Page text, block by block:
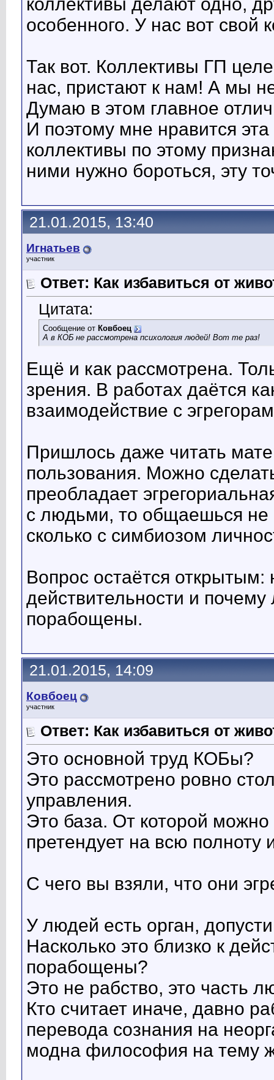
коллективы делают одно,
особенного. У нас вот свой
Так вот. Коллективы ГП
нас, пристают к нам! А мы
Думаю в этом главное
И поэтому мне нравится
коллективы по этому
ними нужно бороться, эту
21.01.2015, 13:40
Игнатьев
участник
Ответ: Как избавиться от
Цитата:
Сообщение от Ковбоец
А в КОБ не рассмотрена психология людей! Вот те раз!
Ещё и как рассмотрена.
зрения. В работах даётся
взаимодействие с
Пришлось даже читать
пользования. Можно
преобладает
с людьми, то общаешься не
сколько с симбиозом
Вопрос остаётся открытым:
действительности и
порабощены.
21.01.2015, 14:09
Ковбоец
участник
Ответ: Как избавиться от
Это основной труд КОБы?
Это рассмотрено ровно
управления.
Это база. От которой можно
претендует на всю полноту
С чего вы взяли, что они
У людей есть орган,
Насколько это близко к
порабощены?
Это не рабство, это часть
Кто считает иначе, давно
перевода сознания на
модна философия на тему